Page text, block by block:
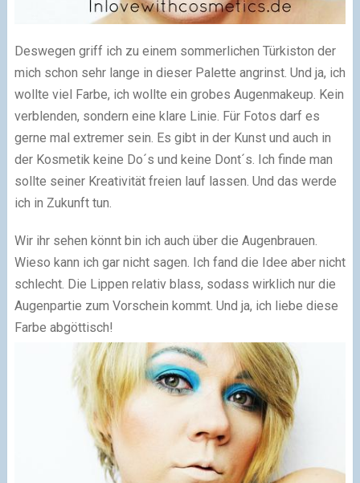
Deswegen griff ich zu einem sommerlichen Türkiston der
mich schon sehr lange in dieser Palette angrinst. Und ja, ich
wollte viel Farbe, ich wollte ein grobes Augenmakeup. Kein
verblenden, sondern eine klare Linie. Für Fotos darf es
gerne mal extremer sein. Es gibt in der Kunst und auch in
der Kosmetik keine Do´s und keine Dont´s. Ich finde man
sollte seiner Kreativität freien lauf lassen. Und das werde
ich in Zukunft tun.
Wir ihr sehen könnt bin ich auch über die Augenbrauen.
Wieso kann ich gar nicht sagen. Ich fand die Idee aber nicht
schlecht. Die Lippen relativ blass, sodass wirklich nur die
Augenpartie zum Vorschein kommt. Und ja, ich liebe diese
Farbe abgöttisch!